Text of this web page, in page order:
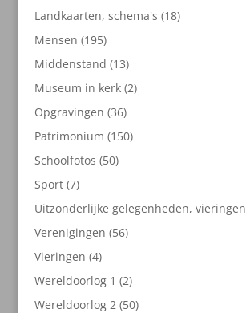
producten
Landkaarten, schema's 1818
Mensen 195195
producten
Middenstand 1313
producten
Museum in kerk 22
Opgravingen 3636
producten
Patrimonium 150150
Schoolfotos 5050
Sport 77
producten
Uitzonderlijke gelegenheden, vieringen
Verenigingen 5656
Vieringen 44
producten
Wereldoorlog 1 22
producten
Wereldoorlog 2 5050